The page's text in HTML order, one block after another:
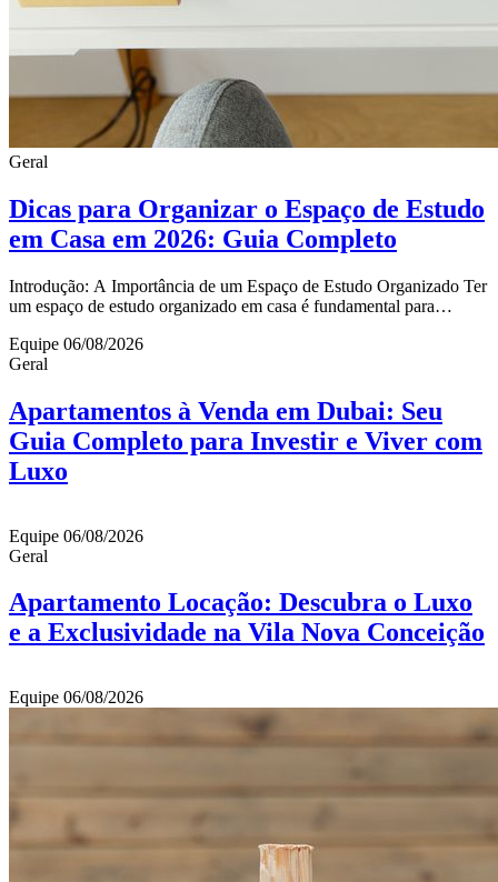
Geral
Dicas para Organizar o Espaço de Estudo
em Casa em 2026: Guia Completo
Introdução: A Importância de um Espaço de Estudo Organizado Ter
um espaço de estudo organizado em casa é fundamental para
Equipe 06/08/2026
Geral
Apartamentos à Venda em Dubai: Seu
Guia Completo para Investir e Viver com
Luxo
Equipe 06/08/2026
Geral
Apartamento Locação: Descubra o Luxo
e a Exclusividade na Vila Nova Conceição
Equipe 06/08/2026